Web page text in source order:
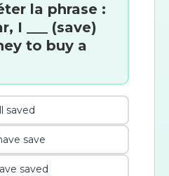
la phrase :
I ___ (save)
to buy a
saved
save
saved